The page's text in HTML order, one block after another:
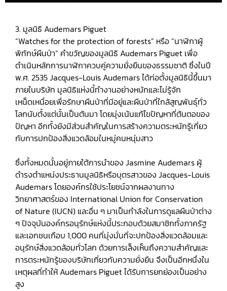
3. มูลนิธิ Audemars Piguet
“Watches for the protection of forests” หรือ “นาฬิกาผู้
พิทักษ์ผืนป่า” คำขวัญของมูลนิธิ Audemars Piguet เพื่อ
ดำเนินหลักการนาฬิกาควบคู่ความยั่งยืนของธรรมชาติ ซึ่งในปี
พ.ศ. 2535 Jacques-Louis Audemars ได้ก่อตั้งมูลนิธินี้ขึ้นมา
ภายในบริษัท มูลนิธิแห่งนี้ทำงานอย่างหนักและไม่รู้จัก
เหน็ดเหนื่อยเพื่อรักษาผืนป่าที่มีอยู่และผืนป่าที่ใกล้สูญพันธุ์ทั่ว
โลกนับตั้งแต่นั้นเป็นต้นมา โดยมุ่งเน้นแก้ไขปัญหาที่ต้นตอของ
ปัญหา อีกทั้งยังมีส่วนสำคัญในการสร้างความตระหนักรู้เกี่ยว
กับการปกป้องสิ่งแวดล้อมในหมู่คนหนุ่มสาว
ซึ่งทั้งหมดนั้นอยู่ภายใต้การนำของ Jasmine Audemars ผู้
ดำรงตำแหน่งประธานมูลนิธิหรือบุตรสาวของ Jacques-Louis
Audemars โดยองค์กรใช้ประโยชน์จากผลงานทาง
วิทยาศาสตร์ของ International Union for Conservation
of Nature (IUCN) และอื่น ๆ มาเป็นกำลังในการดูแลผืนป่าต่าง
ๆ ปัจจุบันองค์กรอนุรักษ์แห่งนี้ประกอบด้วยสมาชิกทั้งภาครัฐ
และเอกชนเกือบ 1,000 คนที่มุ่งมั่นที่จะปกป้องสิ่งแวดล้อมและ
อนุรักษ์สิ่งแวดล้อมทั่วโลก ด้วยการเล็งเห็นถึงความสำคัญและ
การตระหนักรู้ของบริษัทเกี่ยวกับความยั่งยืน จึงเป็นอีกหนึ่งใน
เหตุผลที่ทำให้ Audemars Piguet ได้รับการยกย่องเป็นอย่าง
สูง